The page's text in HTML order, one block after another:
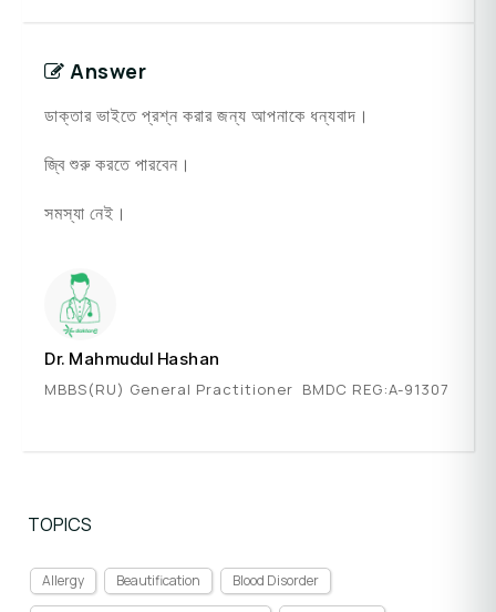
Answer
ডাক্তার ভাইতে প্রশ্ন করার জন্য আপনাকে ধন্যবাদ।
জ্বি শুরু করতে পারবেন।
সমস্যা নেই।
Dr. Mahmudul Hashan
MBBS(RU) General Practitioner BMDC REG:A-91307
TOPICS
Allergy Beautification
Blood Disorder